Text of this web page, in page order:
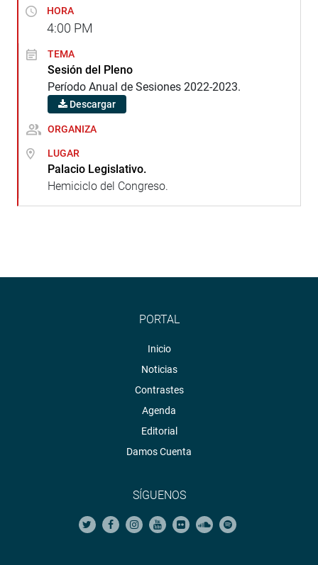
HORA
4:00 PM
TEMA
Sesión del Pleno
Período Anual de Sesiones 2022-2023.
Descargar
ORGANIZA
LUGAR
Palacio Legislativo.
Hemiciclo del Congreso.
PORTAL
Inicio
Noticias
Contrastes
Agenda
Editorial
Damos Cuenta
SÍGUENOS